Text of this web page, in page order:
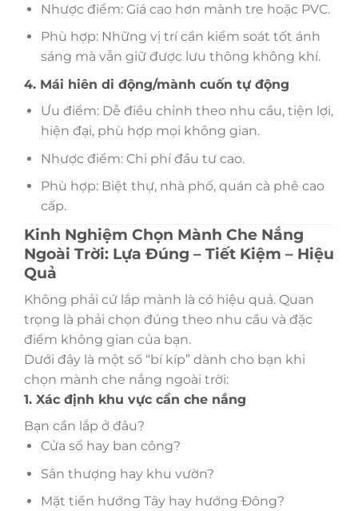
Nhược điểm: Giá cao hơn mành tre hoặc PVC.
Phù hợp: Những vị trí cần kiểm soát tốt ánh
sáng mà vẫn giữ được lưu thông không khí.
4. Mái hiên di động/mành cuốn tự động
Ưu điểm: Dễ điều chỉnh theo nhu cầu, tiện lợi,
hiện đại, phù hợp mọi không gian.
Nhược điểm: Chi phí đầu tư cao.
Phù hợp: Biệt thự, nhà phố, quán cà phê cao
cấp.
Kinh Nghiệm Chọn Mành Che Nắng
Ngoài Trời: Lựa Đúng – Tiết Kiệm – Hiệu
Quả
Không phải cứ lắp mành là có hiệu quả. Quan
trọng là phải chọn đúng theo nhu cầu và đặc
điểm không gian của bạn.
Dưới đây là một số “bí kíp” dành cho bạn khi
chọn mành che nắng ngoài trời:
1. Xác định khu vực cần che nắng
Bạn cần lắp ở đâu?
Cửa sổ hay ban công?
Sân thượng hay khu vườn?
Mặt tiền hướng Tây hay hướng Đông?